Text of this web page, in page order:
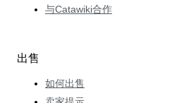
与Catawiki合作
出售
如何出售